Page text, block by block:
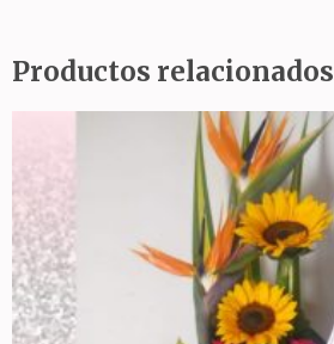
Productos relacionados